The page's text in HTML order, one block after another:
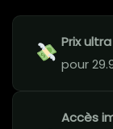
Prix
pour
Accès